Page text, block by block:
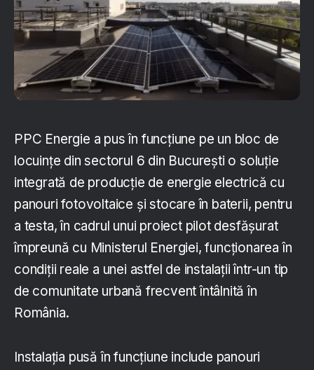
PPC Energie a pus în funcțiune pe un bloc de
locuințe din sectorul 6 din București o soluție
integrată de producție de energie electrică cu
panouri fotovoltaice și stocare în baterii, pentru
a testa, în cadrul unui proiect pilot desfășurat
împreună cu Ministerul Energiei, funcționarea în
condiții reale a unei astfel de instalații într-un tip
de comunitate urbană frecvent întâlnită în
România.
Instalația pusă în funcțiune include panouri